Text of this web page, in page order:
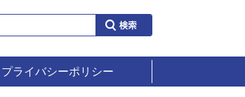
プライバシーポリシー